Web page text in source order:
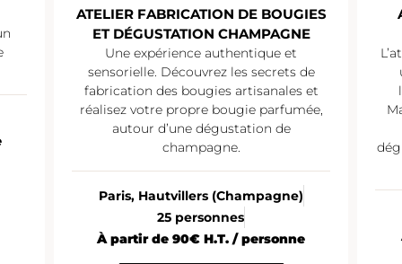
ATELIER FABRICATION DE BOUGIES
ET DÉGUSTATION CHAMPAGNE
Une expérience authentique et
sensorielle. Découvrez les secrets de
fabrication des bougies artisanales et
réalisez votre propre bougie parfumée,
autour d’une dégustation de
champagne.
Paris, Hautvillers (Champagne)
25 personnes
À partir de 90€ H.T. / personne